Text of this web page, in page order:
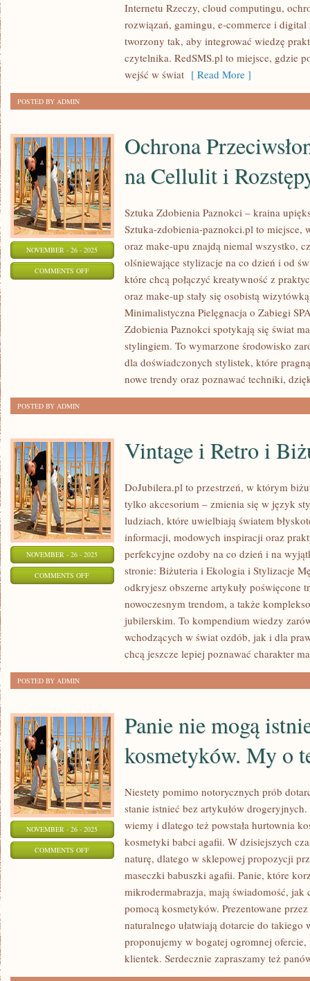
Internetu Rzeczy, cloud computingu,
rozwiązań, gamingu, e-commerce i
tworzony tak, aby integrować wiedzę
czytelnika. RedSMS.pl to miejsce, gdzie
wejść w świat [ Read More ]
POSTED BY ADMIN
NOVEMBER - 26 - 2025
COMMENTS OFFON
Ochrona
na Cellulit i
Sztuka Zdobienia Paznokci – kraina
Sztuka-zdobienia-paznokci.pl to miejsce,
oraz make-upu znajdą niemal wszystko,
olśniewające stylizacje na co dzień i od
które chcą połączyć kreatywność z
oraz make-up stały się osobistą
Minimalistyczna Pielęgnacja o Zabiegi
Zdobienia Paznokci spotykają się świat
stylingiem. To wymarzone środowisko
dla doświadczonych stylistek, które
nowe trendy oraz poznawać techniki,
POSTED BY ADMIN
NOVEMBER - 26 - 2025
COMMENTS OFFON
Vintage i Retro i
DoJubilera.pl to przestrzeń, w którym
tylko akcesorium – zmienia się w język
ludziach, które uwielbiają światem
informacji, modowych inspiracji oraz
perfekcyjne ozdoby na co dzień i na
stronie: Biżuteria i Ekologia i Stylizacje
odkryjesz obszerne artykuły poświęcone
nowoczesnym trendom, a także
jubilerskim. To kompendium wiedzy
wchodzących w świat ozdób, jak i dla
chcą jeszcze lepiej poznawać charakter
POSTED BY ADMIN
NOVEMBER - 26 - 2025
COMMENTS OFFON
KOSMETYKÓW.
Panie nie mogą
kosmetyków. My o
Niestety pomimo notorycznych prób
stanie istnieć bez artykułów
wiemy i dlatego też powstała hurtownia
kosmetyki babci agafii. W dzisiejszych
naturę, dlatego w sklepowej propozycji
maseczki babuszki agafii. Panie, które
mikrodermabrazja, mają świadomość, jak
pomocą kosmetyków. Prezentowane
naturalnego ułatwiają dotarcie do
proponujemy w bogatej ogromnej ofercie,
klientek. Serdecznie zapraszamy też